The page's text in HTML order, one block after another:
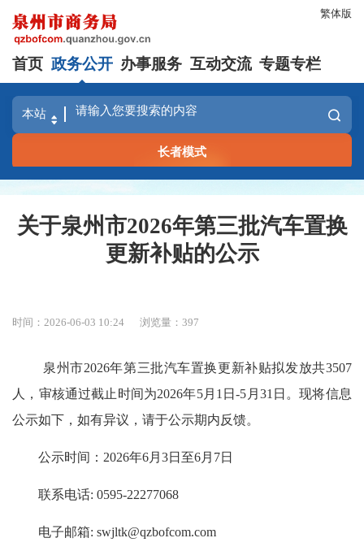
繁体版
首页 政务公开 办事服务 互动交流 专题专栏
长者模式
关于泉州市2026年第三批汽车置换
更新补贴的公示
时间：2026-06-03 10:24 浏览量：397
泉州市2026年第三批汽车置换更新补贴拟发放共3507
人，审核通过截止时间为2026年5月 1 日-5 月 31 日。现将信息
公示如下，如有异议，请于公示期内反馈。
公示时间： 2026年6月3日至6月 7日
联系电话: 0595-22277068
电子邮箱: swjltk@qzbofcom.com